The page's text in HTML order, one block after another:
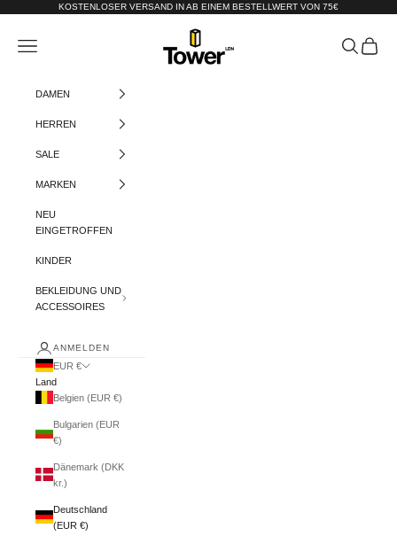
Zum Inhalt springenKOSTENLOSER VERSAND IN AB EINEM BESTELLWERT VON 75€
Tower-London.De
Menü Suchen
DAMEN
HERREN
SALE
MARKEN
NEU
EINGETROFFEN
KINDER
BEKLEIDUNG UND
ACCESSOIRES
ANMELDEN
EUR €
Land
Belgien (EUR €)
Bulgarien (EUR
€)
Dänemark (DKK
kr.)
Deutschland
(EUR €)